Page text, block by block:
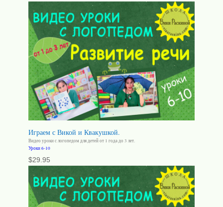
Играем с Викой и Квакушкой.
Видео уроки с логопедом для детей от 1 года до 3 лет.
Уроки 6-10
$29.95